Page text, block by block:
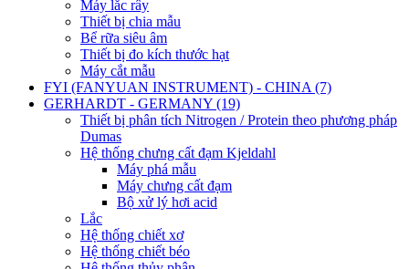
Máy lắc rây
Thiết bị chia mẫu
Bể rữa siêu âm
Thiết bị đo kích thước hạt
Máy cắt mẫu
FYI (FANYUAN INSTRUMENT) - CHINA (7)
GERHARDT - GERMANY (19)
Thiết bị phân tích Nitrogen / Protein theo phương pháp
Dumas
Hệ thống chưng cất đạm Kjeldahl
Máy phá mẫu
Máy chưng cất đạm
Bộ xử lý hơi acid
Lắc
Hệ thống chiết xơ
Hệ thống chiết béo